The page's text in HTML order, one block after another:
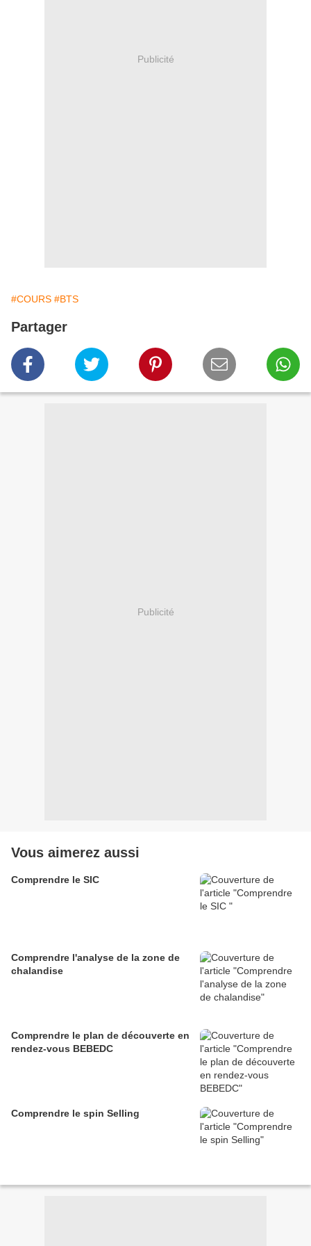
Publicité
#COURS #BTS
Partager
Publicité
Vous aimerez aussi
Comprendre le SIC
Comprendre l'analyse de la zone de
chalandise
Comprendre le plan de découverte en
rendez-vous BEBEDC
Comprendre le spin Selling